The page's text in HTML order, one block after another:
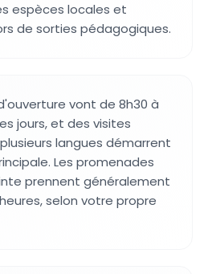
espèces locales et
de sorties pédagogiques.
vont de 8h30 à
jours, et des visites
langues démarrent
Les promenades
prennent généralement
selon votre propre